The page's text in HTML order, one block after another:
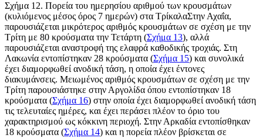
Σχήμα 12. Πορεία του ημερησίου αριθμού των κρουσμάτων
(κυλιόμενος μέσος όρος 7 ημερών) στα ΤρίκαλαΣτην Αχαΐα,
παρουσιάζεται μικρότερος αριθμός κρουσμάτων σε σχέση με την
Τρίτη με 80 κρούσματα την Τετάρτη (Σχήμα 13), αλλά
παρουσιάζεται αναστροφή της ελαφρά καθοδικής τροχιάς. Στη
Λακωνία εντοπίστηκαν 28 κρούσματα (Σχήμα 15) και συνολικά
έχει διαμορφωθεί ανοδική τάση, η οποία έχει έντονες
διακυμάνσεις. Μειωμένος αριθμός κρουσμάτων σε σχέση με την
Τρίτη παρουσιάστηκε στην Αργολίδα όπου εντοπίστηκαν 18
κρούσματα (Σχήμα 16) στην οποία έχει διαμορφωθεί ανοδική τάση
τις τελευταίες ημέρες, και έχει περάσει πλέον το όριο του
χαρακτηρισμού ως κόκκινη περιοχή. Στην Αρκαδία εντοπίσθηκαν
18 κρούσματα (Σχήμα 14) και η πορεία πλέον βρίσκεται σε